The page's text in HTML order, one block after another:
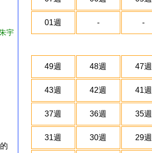
宇
01週 - -
49週 48週 47週
43週 42週 41週
37週 36週 35週
31週 30週 29週